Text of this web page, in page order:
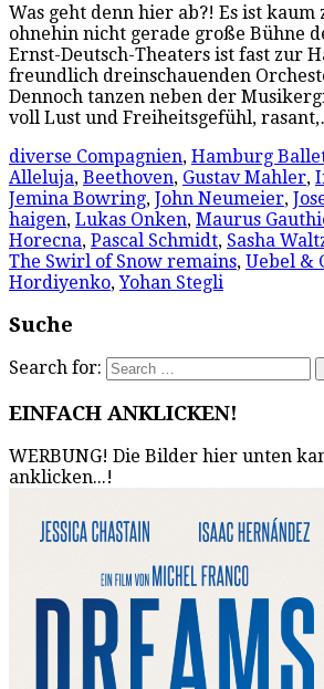
Was geht denn hier ab?! Es ist kaum
ohnehin nicht gerade große Bühne
Ernst-Deutsch-Theaters ist fast zur
freundlich dreinschauenden
Dennoch tanzen neben der
voll Lust und Freiheitsgefühl,
diverse Compagnien, Hamburg
Alleluja, Beethoven, Gustav Mahler,
Jemina Bowring, John Neumeier,
haigen, Lukas Onken, Maurus
Horecna, Pascal Schmidt, Sasha
The Swirl of Snow remains, Uebel &
Hordiyenko,Yohan Stegli
Suche
Search for:
EINFACH ANKLICKEN!
WERBUNG! Die Bilder hier unten
anklicken...!